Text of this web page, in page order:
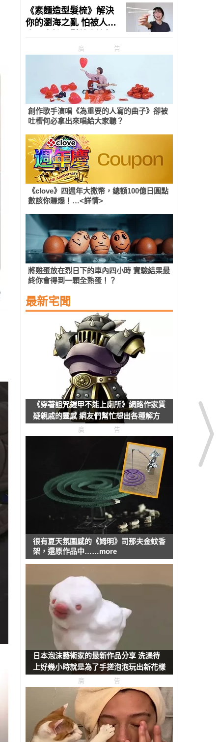
廣告
創作歌手演唱《為重要的人寫的曲子》卻被
吐槽何必拿出來唱給大家聽？
《clove》四週年大撒幣，總額100億日圓點
數該你賺爆！…<詳情>
將雞蛋放在烈日下的車內四小時 實驗結果最
終你會得到一顆全熟蛋！？
最新宅聞
《穿著詛咒鎧甲不能上廁所》網路作家質
疑親戚的靈感 網友們幫忙想出各種解方
廣告
很有夏天氛圍感的《姆明》司那夫金蚊香
架，還原作品中……more
日本泡沫藝術家的最新作品分享 洗澡待
上好幾小時就是為了手搓泡泡玩出新花樣
廣告